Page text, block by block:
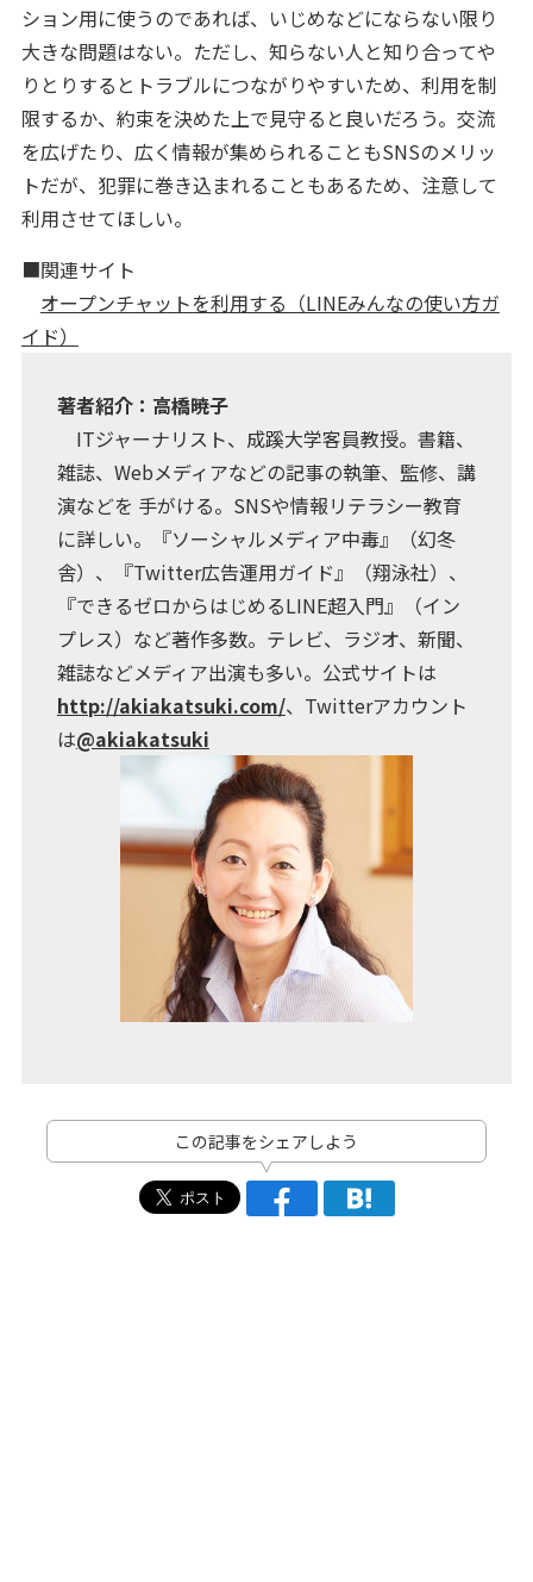
ション用に使うのであれば、いじめなどにならない限り
大きな問題はない。ただし、知らない人と知り合ってや
りとりするとトラブルにつながりやすいため、利用を制
限するか、約束を決めた上で見守ると良いだろう。交流
を広げたり、広く情報が集められることもSNSのメリッ
トだが、犯罪に巻き込まれることもあるため、注意して
利用させてほしい。
■関連サイト
オープンチャットを利用する（LINEみんなの使い方ガ
イド）
著者紹介：高橋暁子
ITジャーナリスト、成蹊大学客員教授。書籍、
雑誌、Webメディアなどの記事の執筆、監修、講
演などを 手がける。SNSや情報リテラシー教育
に詳しい。『ソーシャルメディア中毒』（幻冬
舎）、『Twitter広告運用ガイド』（翔泳社）、
『できるゼロからはじめるLINE超入門』（イン
プレス）など著作多数。テレビ、ラジオ、新聞、
雑誌などメディア出演も多い。公式サイトは
http://akiakatsuki.com/、Twitterアカウント
は@akiakatsuki
この記事をシェアしよう